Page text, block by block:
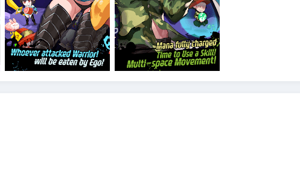
Customer Support by visiting http://www.withhive.com/help/inquire